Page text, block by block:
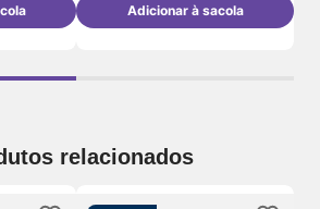
Adicionar à sacola
relacionados